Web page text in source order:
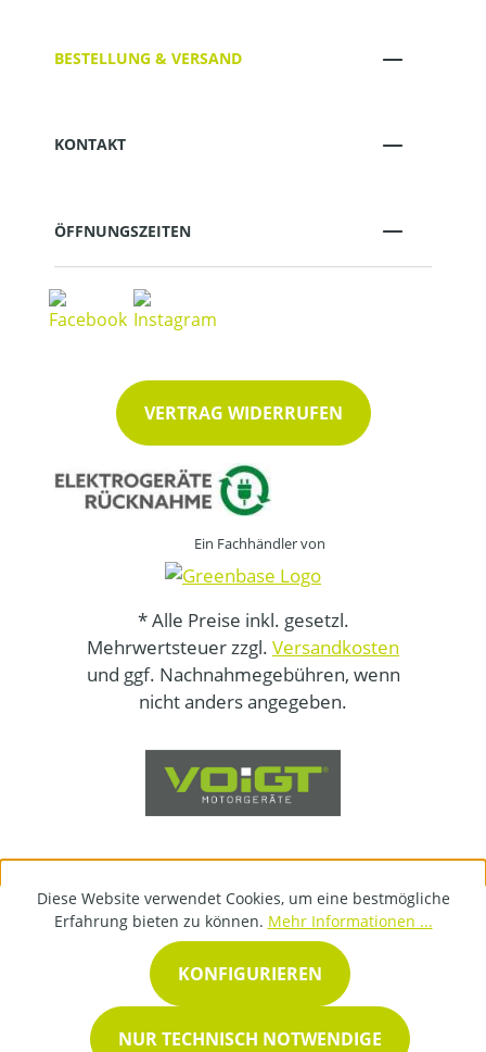
BESTELLUNG & VERSAND
KONTAKT
ÖFFNUNGSZEITEN
VERTRAG WIDERRUFEN
Ein Fachhändler von
* Alle Preise inkl. gesetzl.
Mehrwertsteuer zzgl. Versandkosten
und ggf. Nachnahmegebühren, wenn
nicht anders angegeben.
Diese Website verwendet Cookies, um eine bestmögliche
Erfahrung bieten zu können. Mehr Informationen ...
NUR TECHNISCH NOTWENDIGE
KONFIGURIEREN